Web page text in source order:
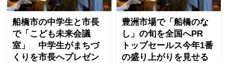
船橋市の中学生と市長
で「こども未来会議
室」 中学生がまちづ
くりを市長へプレゼン
豊洲市場で「船橋のな
し」の旬を全国へPR
トップセールス今年1番
の盛り上がりを見せる